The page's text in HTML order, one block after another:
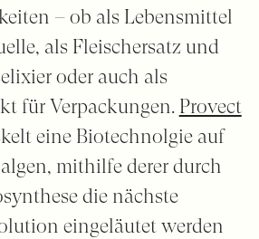
– ob als Lebensmittel
als Fleischersatz und
oder auch als
für Verpackungen. Provect
eine Biotechnolgie auf
mithilfe derer durch
die nächste
eingeläutet werden